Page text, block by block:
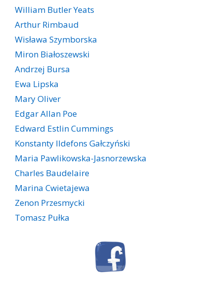
William Butler Yeats
Arthur Rimbaud
Wisława Szymborska
Miron Białoszewski
Andrzej Bursa
Ewa Lipska
Mary Oliver
Edgar Allan Poe
Edward Estlin Cummings
Konstanty Ildefons Gałczyński
Maria Pawlikowska-Jasnorzewska
Charles Baudelaire
Marina Cwietajewa
Zenon Przesmycki
Tomasz Pułka